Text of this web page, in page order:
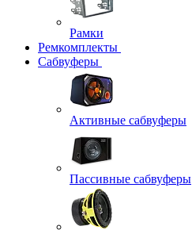
Рамки
Ремкомплекты
Сабвуферы
Активные сабвуферы
Пассивные сабвуферы